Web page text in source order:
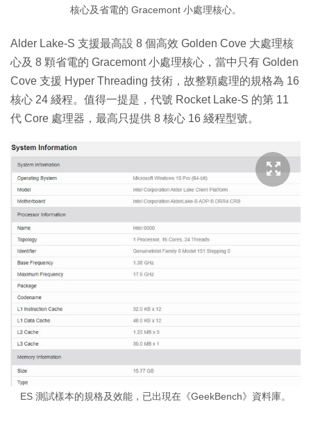
核心及省電的 Gracemont 小處理核心。
Alder Lake-S 支援最高設 8 個高效 Golden Cove 大處理核
心及 8 顆省電的 Gracemont 小處理核心，當中只有 Golden
Cove 支援 Hyper Threading 技術，故整顆處理的規格為 16
核心 24 綫程。值得一提是，代號 Rocket Lake-S 的第 11
代 Core 處理器，最高只提供 8 核心 16 綫程型號。
ES 測試樣本的規格及效能，已出現在《GeekBench》資料庫。